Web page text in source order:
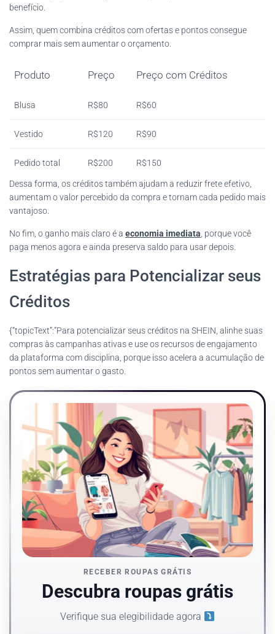
benefício.
Assim, quem combina créditos com ofertas e pontos consegue
comprar mais sem aumentar o orçamento.
Produto Preço Preço com Créditos
Blusa R$80 R$60
Vestido R$120 R$90
Pedido total R$200 R$150
Dessa forma, os créditos também ajudam a reduzir frete efetivo,
aumentam o valor percebido da compra e tornam cada pedido mais
vantajoso.
No fim, o ganho mais claro é a economia imediata, porque você
paga menos agora e ainda preserva saldo para usar depois.
Estratégias para Potencializar seus
Créditos
{“topicText”:”Para potencializar seus créditos na SHEIN, alinhe suas
compras às campanhas ativas e use os recursos de engajamento
da plataforma com disciplina, porque isso acelera a acumulação de
pontos sem aumentar o gasto.
RECEBER ROUPAS GRÁTIS
Descubra roupas grátis
Verifique sua elegibilidade agora